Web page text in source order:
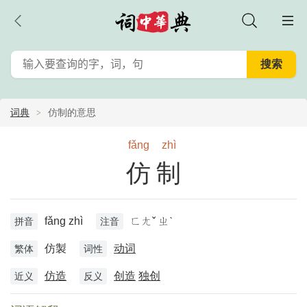
词典 仿制的意思
fǎng zhì
仿制
拼音 fǎng zhì 注音 ㄈㄤˇ ㄓˋ
繁体 仿製 词性 动词
近义 仿造 反义 创造 独创